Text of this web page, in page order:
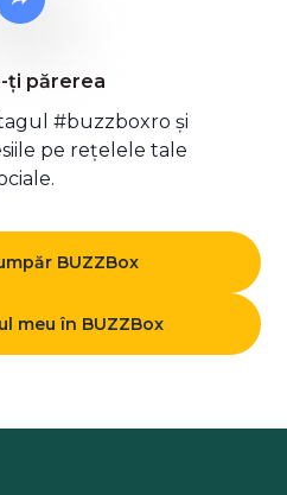
ți părerea
#buzzboxro și
pe rețelele tale
BUZZBox
meu în BUZZBox